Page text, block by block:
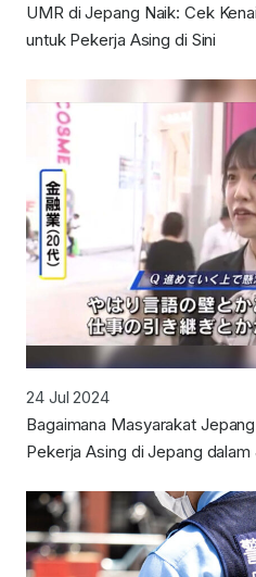
UMR di Jepang Naik: Cek
untuk Pekerja Asing di Sini
24 Jul 2024
Bagaimana Masyarakat
Pekerja Asing di Jepang dalam